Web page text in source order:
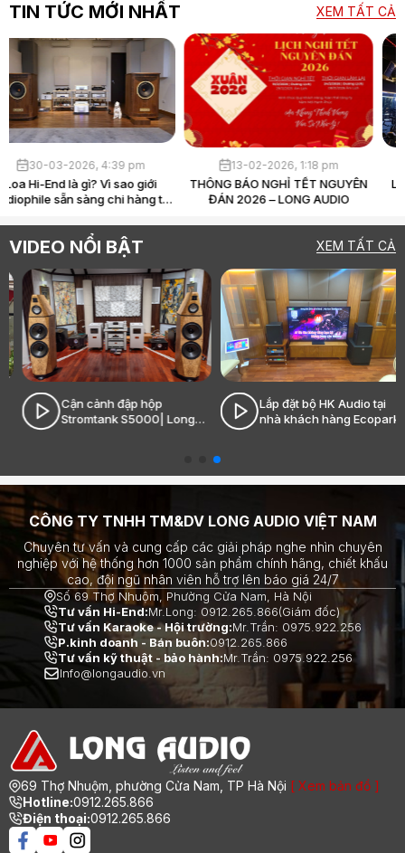
TIN TỨC MỚI NHẤT XEM TẤT CẢ
30-03-2026, 4:39 pm
Loa Hi-End là gì? Vì sao giới
audiophile sẵn sàng chi hàng tỷ
13-02-2026, 1:18 pm
THÔNG BÁO NGHỈ TẾT NGUYÊN
ĐÁN 2026 – LONG AUDIO
VIDEO NỔI BẬT XEM TẤT CẢ
Cận cảnh đập hộp
Stromtank S5000| Long
Lắp đặt bộ HK Audio tại
nhà khách hàng Ecopark|
CÔNG TY TNHH TM&DV LONG AUDIO VIỆT NAM
Chuyên tư vấn và cung cấp các giải pháp nghe nhìn chuyên
nghiệp với hệ thống hơn 1000 sản phẩm chính hãng, chiết khấu
cao, đội ngũ nhân viên hỗ trợ lên báo giá 24/7
Số 69 Thợ Nhuộm, Phường Cửa Nam, Hà Nội
Tư vấn Hi-End:Mr.Long: 0912.265.866(Giám đốc)
Tư vấn Karaoke - Hội trường:Mr.Trần: 0975.922.256
P.kinh doanh - Bán buôn:0912.265.866
Tư vấn kỹ thuật - bảo hành:Mr.Trần: 0975.922.256
Info@longaudio.vn
69 Thợ Nhuộm, phường Cửa Nam, TP Hà Nội [ Xem bản đồ ]
Hotline:0912.265.866
Điện thoại:0912.265.866